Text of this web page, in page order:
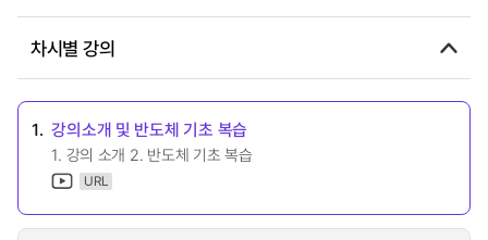
차시별 강의
1. 강의소개 및 반도체 기초 복습
1. 강의 소개 2. 반도체 기초 복습
URL